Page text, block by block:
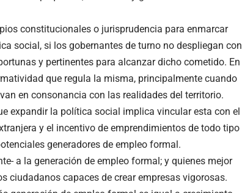
constitucionales o jurisprudencia para enmarcar
social, si los gobernantes de turno no despliegan con
y pertinentes para alcanzar dicho cometido. En
que regula la misma, principalmente cuando
en consonancia con las realidades del territorio.
expandir la política social implica vincular esta con el
y el incentivo de emprendimientos de todo tipo
generadores de empleo formal.
a la generación de empleo formal; y quienes mejor
ciudadanos capaces de crear empresas vigorosas.